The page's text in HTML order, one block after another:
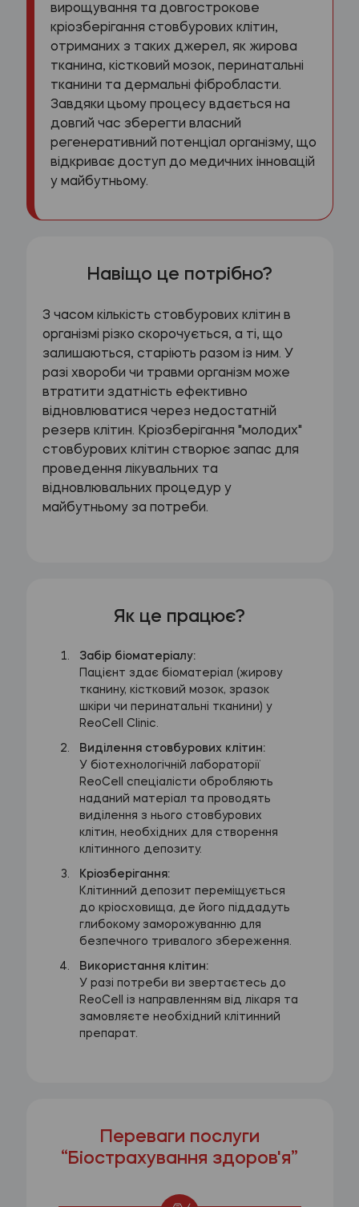
вирощування та довгострокове
кріозберігання стовбурових клітин,
отриманих з таких джерел, як жирова
тканина, кістковий мозок, перинатальні
тканини та дермальні фібробласти.
Завдяки цьому процесу вдається на
довгий час зберегти власний
регенеративний потенціал організму, що
відкриває доступ до медичних інновацій
у майбутньому.
Навіщо це потрібно?
З часом кількість стовбурових клітин в
організмі різко скорочується, а ті, що
залишаються, старіють разом із ним. У
разі хвороби чи травми організм може
втратити здатність ефективно
відновлюватися через недостатній
резерв клітин. Кріозберігання "молодих"
стовбурових клітин створює запас для
проведення лікувальних та
відновлювальних процедур у
майбутньому за потреби.
Як це працює?
Забір біоматеріалу:
Пацієнт здає біоматеріал (жирову
тканину, кістковий мозок, зразок
шкіри чи перинатальні тканини) у
ReoCell Clinic.
Виділення стовбурових клітин:
У біотехнологічній лабораторії
ReoCell спеціалісти обробляють
наданий матеріал та проводять
виділення з нього стовбурових
клітин, необхідних для створення
клітинного депозиту.
Кріозберігання:
Клітинний депозит переміщується
до кріосховища, де його піддадуть
глибокому заморожуванню для
безпечного тривалого збереження.
Використання клітин:
У разі потреби ви звертаєтесь до
ReoCell із направленням від лікаря та
замовляєте необхідний клітинний
препарат.
Переваги послуги
“Біострахування здоров'я”